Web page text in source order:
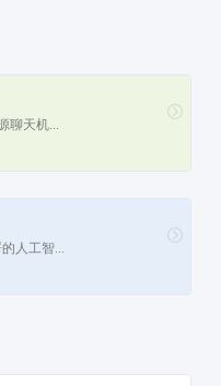
聊天机...
人工智...